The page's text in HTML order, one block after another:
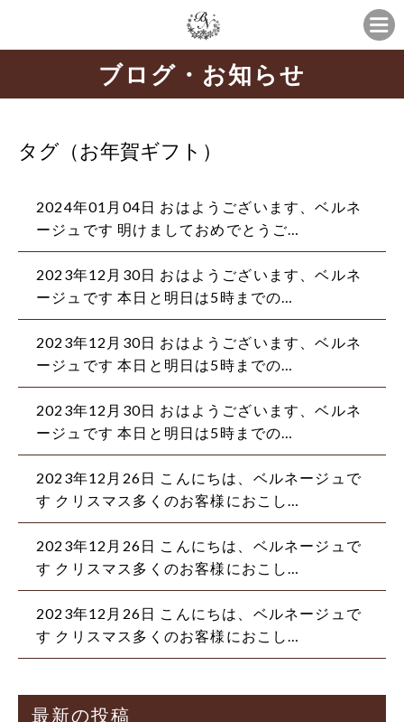
ブログ・お知らせ
タグ（お年賀ギフト）
2024年01月04日 おはようございます、ベルネ
ージュです 明けましておめでとうご…
2023年12月30日 おはようございます、ベルネ
ージュです 本日と明日は5時までの…
2023年12月30日 おはようございます、ベルネ
ージュです 本日と明日は5時までの…
2023年12月30日 おはようございます、ベルネ
ージュです 本日と明日は5時までの…
2023年12月26日 こんにちは、ベルネージュで
す クリスマス多くのお客様におこし…
2023年12月26日 こんにちは、ベルネージュで
す クリスマス多くのお客様におこし…
2023年12月26日 こんにちは、ベルネージュで
す クリスマス多くのお客様におこし…
最新の投稿